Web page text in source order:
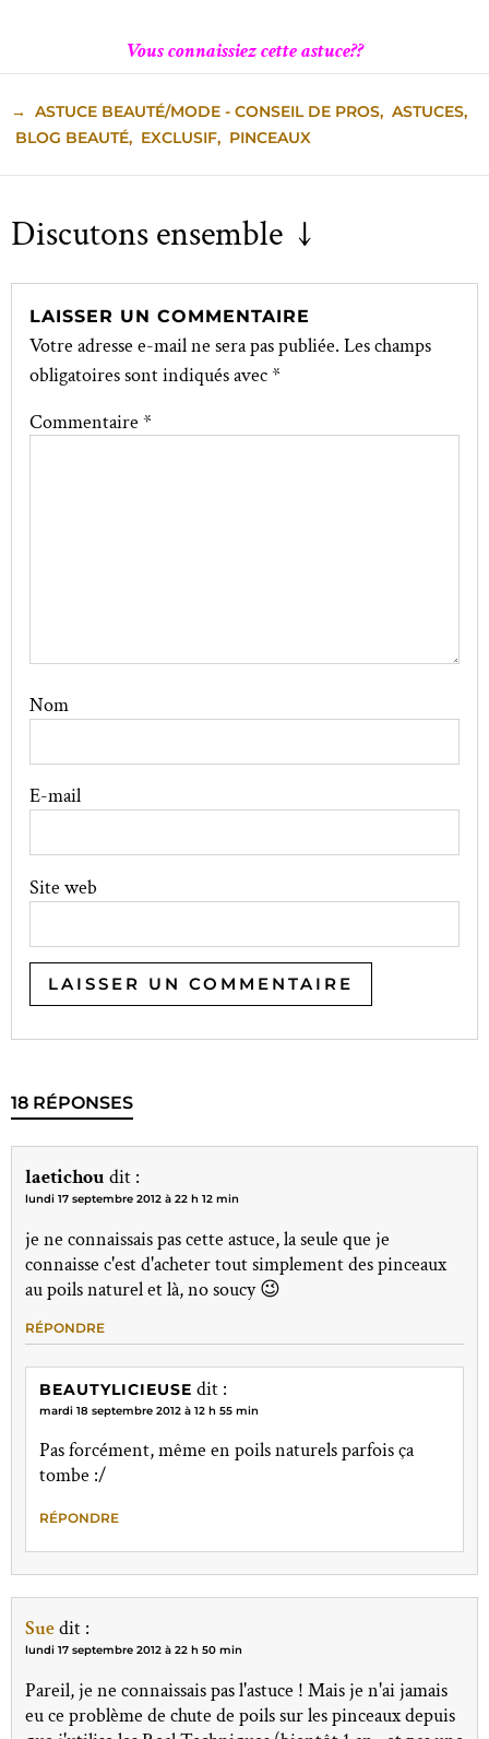
Vous connaissiez cette astuce??
→ ASTUCE BEAUTÉ/MODE - CONSEIL DE PROS, ASTUCES,
BLOG BEAUTÉ, EXCLUSIF, PINCEAUX
Discutons ensemble ↓
LAISSER UN COMMENTAIRE
Votre adresse e-mail ne sera pas publiée. Les champs
obligatoires sont indiqués avec*
Commentaire *
Nom
E-mail
Site web
18 RÉPONSES
laetichou dit :
lundi 17 septembre 2012 à 22 h 12 min
je ne connaissais pas cette astuce, la seule que je
connaisse c'est d'acheter tout simplement des pinceaux
au poils naturel et là, no soucy 😉
RÉPONDRE
BEAUTYLICIEUSE dit :
mardi 18 septembre 2012 à 12 h 55 min
Pas forcément, même en poils naturels parfois ça
tombe :/
RÉPONDRE
Suedit :
lundi 17 septembre 2012 à 22 h 50 min
Pareil, je ne connaissais pas l'astuce ! Mais je n'ai jamais
eu ce problème de chute de poils sur les pinceaux depuis